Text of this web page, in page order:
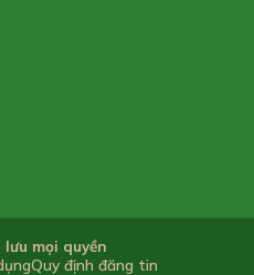
mọi quyền
Quy định đăng tin